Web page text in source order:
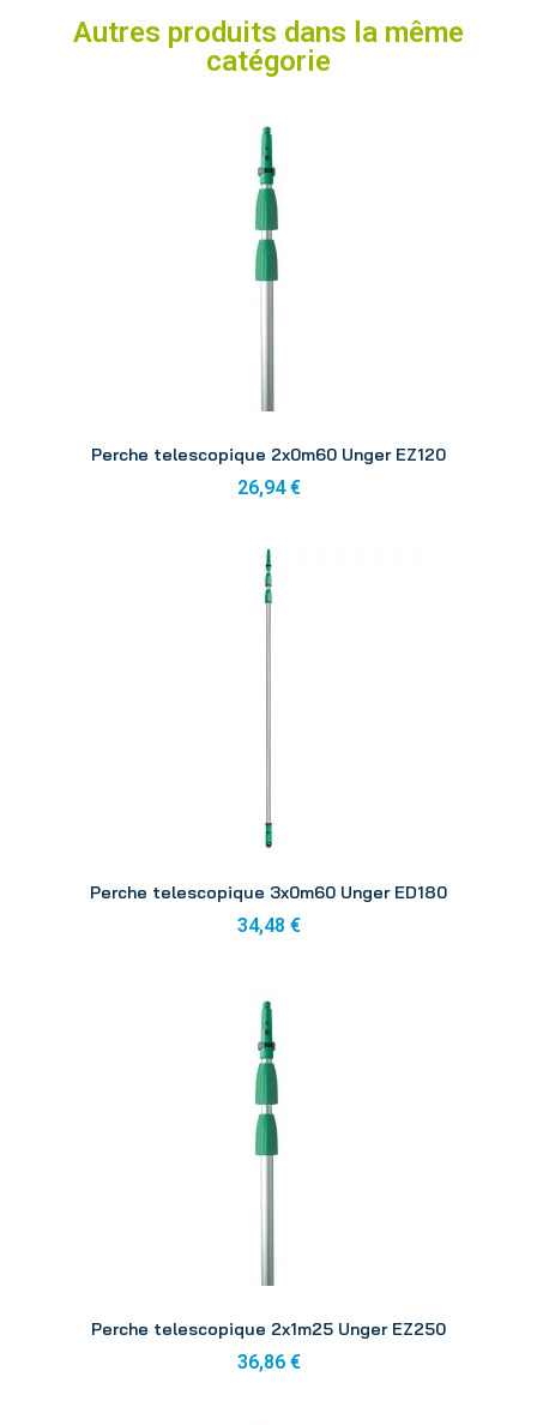
Autres produits dans la même
catégorie
Perche telescopique 2x0m60 Unger EZ120
26,94 €
Perche telescopique 3x0m60 Unger ED180
34,48 €
Perche telescopique 2x1m25 Unger EZ250
36,86 €